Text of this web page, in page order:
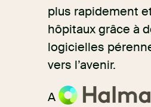
plus rapidement
hôpitaux grâce à
logicielles
vers l’avenir.
A